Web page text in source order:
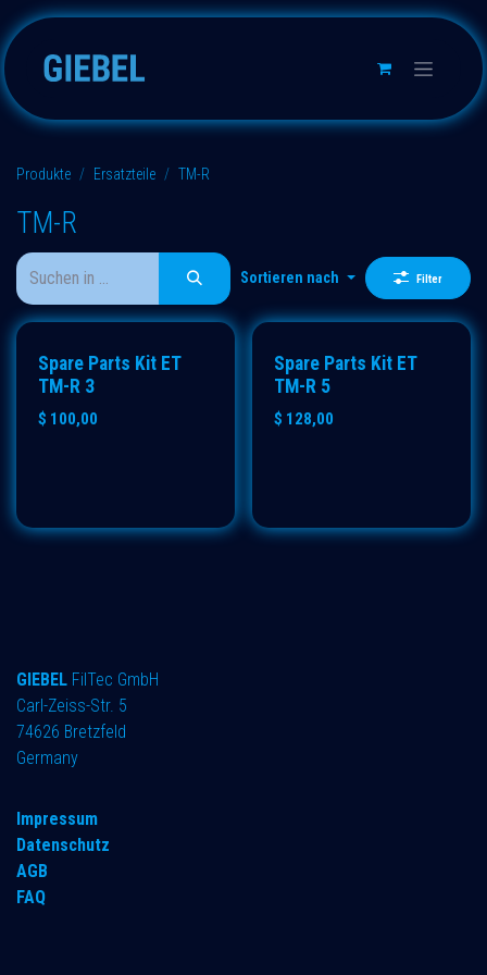
Zum Inhalt springen
Produkte Ersatzteile TM-R
TM-R
Sortieren nach Filter
Spare Parts Kit ET
TM-R 3
$ 100,00
Spare Parts Kit ET
TM-R 5
$ 128,00
GIEBEL FilTec GmbH
Carl-Zeiss-Str. 5
74626 Bretzfeld
Germany
Impressum
Datenschutz
AGB
FAQ